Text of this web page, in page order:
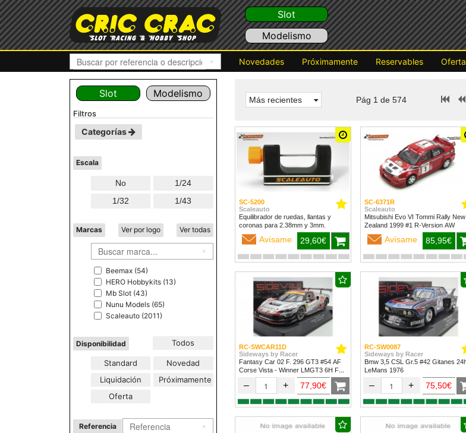
Slot
Modelismo
Novedades Próximamente Reservables
Slot Modelismo
filtros
Categorías
Escala
No
1/24
1/32
1/43
Marcas Ver por logo Ver todas
Beemax (54)
HERO Hobbykits (13)
Mb Slot (43)
Nunu Models (65)
Scaleauto (2011)
Disponibilidad Todos
Standard
Novedad
Liquidación
Próximamente
Oferta
Referencia
Más recientes Pág 1 de 574
SC-5200
Scaleauto
Equilibrador de ruedas, llantas y
coronas para 2.38mm y 3mm.
Avísame 29,60€
SC-6371R
Scaleauto
Mitsubishi Evo VI Tommi Rally New
Zealand 1999 #1 R-Version AW
Avísame 85,95€
RC-SWCAR11D
Sideways by Racer
Fantasy Car 02 F. 296 GT3 #54 AF
Corse Vista - Winner LMGT3 6H Fuji
– + 77,90€
RC-SW0087
Sideways by Racer
Bmw 3,5 CSL Gr.5 #42 Gitanes
LeMans 1976
– + 75,50€